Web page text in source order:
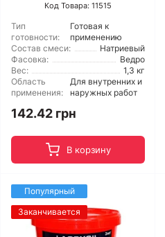
Код Товара: 11515
Тип
готовности:
Готовая к
применению
Состав смеси:
Натриевый
Фасовка:
Ведро
Вес:
1,3 кг
Область
применения:
Для внутренних и
наружных работ
142.42 грн
В корзину
Популярный
Заканчивается